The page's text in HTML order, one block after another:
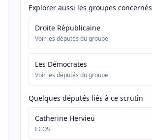
Explorer aussi les groupes concernés
Droite Républicaine
Voir les députés du groupe
Les Démocrates
Voir les députés du groupe
Quelques députés liés à ce scrutin
Catherine Hervieu
ECOS